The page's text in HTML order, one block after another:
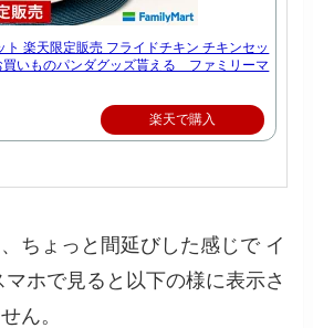
ト 楽天限定販売 フライドチキン チキンセッ
買いものパンダグッズ貰える ファミリーマ
楽天で購入
ちょっと間延びした感じで イ
ホで見ると以下の様に表示さ
ん。